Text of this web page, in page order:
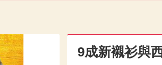
9成新襯衫與